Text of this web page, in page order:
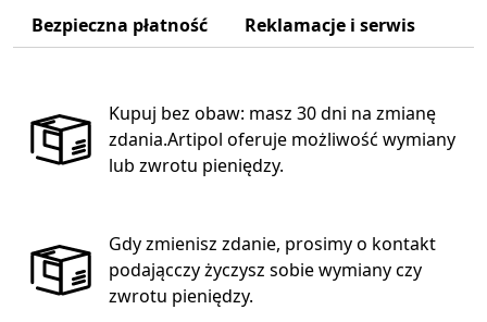
Bezpieczna płatność Reklamacje i serwis
Kupuj bez obaw: masz 30 dni na zmianę
zdania.Artipol oferuje możliwość wymiany
lub zwrotu pieniędzy.
Gdy zmienisz zdanie, prosimy o kontakt
podającczy życzysz sobie wymiany czy
zwrotu pieniędzy.